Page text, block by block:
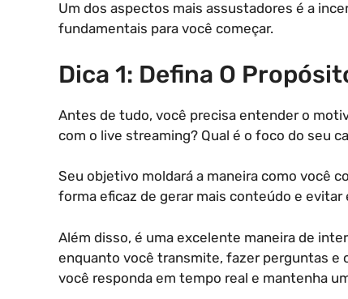
Um dos aspectos mais assustadores é a
fundamentais para você começar.
Dica 1: Defina O
Antes de tudo, você precisa entender o
com o live streaming? Qual é o foco do seu
Seu objetivo moldará a maneira como você
forma eficaz de gerar mais conteúdo e
Além disso, é uma excelente maneira de
enquanto você transmite, fazer perguntas e
você responda em tempo real e mantenha